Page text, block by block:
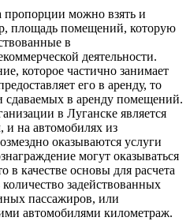
пропорции можно взять и
площадь помещений, которую
в
деятельности.
которое частично занимает
его в аренду, то
сдаваемых в аренду помещений.
в Луганске является
на автомобилях из
оказываются услуги
могут оказываться
в качестве основы для расчета
задействованных
пассажиров, или
автомобилями километраж.